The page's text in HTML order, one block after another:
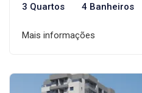
3 Quartos 4 Banheiros
Mais informações